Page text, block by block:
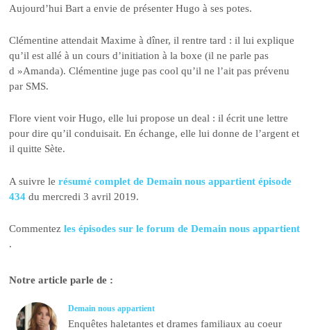
Aujourd’hui Bart a envie de présenter Hugo à ses potes.
Clémentine attendait Maxime à dîner, il rentre tard : il lui explique
qu’il est allé à un cours d’initiation à la boxe (il ne parle pas
d »Amanda). Clémentine juge pas cool qu’il ne l’ait pas prévenu
par SMS.
Flore vient voir Hugo, elle lui propose un deal : il écrit une lettre
pour dire qu’il conduisait. En échange, elle lui donne de l’argent et
il quitte Sète.
A suivre lerésumé complet de Demain nous appartient épisode
434 du mercredi 3 avril 2019.
Commentez les épisodes sur le forum de Demain nous appartient
.
Notre article parle de :
Demain nous appartient
Enquêtes haletantes et drames familiaux au coeur